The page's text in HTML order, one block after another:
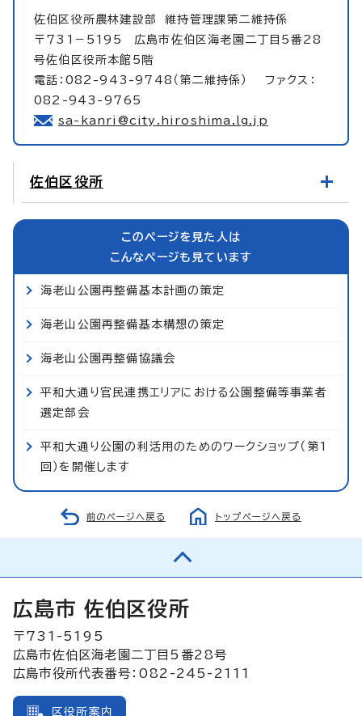
佐伯区役所農林建設部維持管理課第二維持係
〒731－5195 広島市佐伯区海老園二丁目5番28
号佐伯区役所本館5階
電話：082-943-9748（第二維持係） ファクス：
082-943-9765
sa-kanri@city.hiroshima.lg.jp
佐伯区役所
このページを見た人は
こんなページも見ています
海老山公園再整備基本計画の策定
海老山公園再整備基本構想の策定
海老山公園再整備協議会
平和大通り官民連携エリアにおける公園整備等事業者
選定部会
平和大通り公園の利活用のためのワークショップ（第1
回）を開催します
前のページへ戻る トップページへ戻る
広島市 佐伯区役所
〒731-5195
広島市佐伯区海老園二丁目5番28号
広島市役所代表番号：082-245-2111
区役所案内